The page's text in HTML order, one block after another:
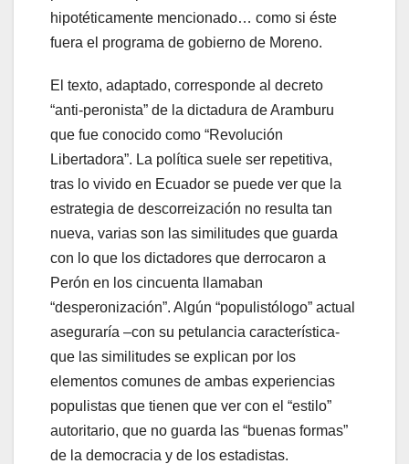
hipotéticamente mencionado… como si éste
fuera el programa de gobierno de Moreno.
El texto, adaptado, corresponde al decreto
“anti-peronista” de la dictadura de Aramburu
que fue conocido como “Revolución
Libertadora”. La política suele ser repetitiva,
tras lo vivido en Ecuador se puede ver que la
estrategia de descorreización no resulta tan
nueva, varias son las similitudes que guarda
con lo que los dictadores que derrocaron a
Perón en los cincuenta llamaban
“desperonización”. Algún “populistólogo” actual
aseguraría –con su petulancia característica-
que las similitudes se explican por los
elementos comunes de ambas experiencias
populistas que tienen que ver con el “estilo”
autoritario, que no guarda las “buenas formas”
de la democracia y de los estadistas.